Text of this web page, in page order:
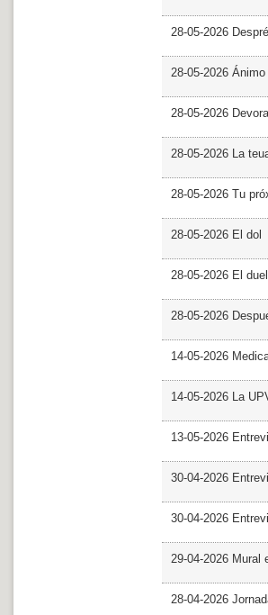
28-05-2026
28-05-2026
28-05-2026
28-05-2026 La
28-05-2026 Tu
28-05-2026 El dol
28-05-2026 El
28-05-2026
14-05-2026
14-05-2026 La
13-05-2026
30-04-2026
30-04-2026
29-04-2026 Mural
28-04-2026